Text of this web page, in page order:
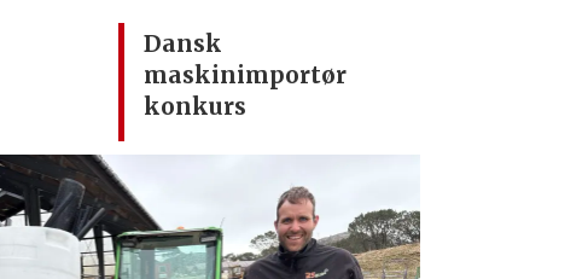
Dansk
maskinimportør
konkurs